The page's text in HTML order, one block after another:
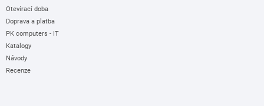
Otevírací doba
Doprava a platba
PK computers - IT
Katalogy
Návody
Recenze